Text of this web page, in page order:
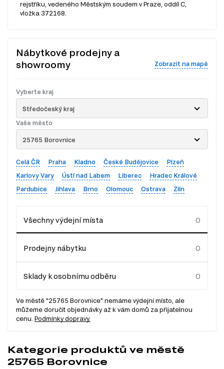
rejstříku, vedeného Městským soudem v Praze, oddíl C,
vložka 372168.
Nábytkové prodejny a
showroomy
Zobrazit na mapě
Vyberte kraj
Středočeský kraj
Vaše město
25765 Borovnice
Celá ČR Praha Kladno České Budějovice
Plzeň
Karlovy Vary
Ústí nad Labem Liberec
Hradec Králové
Pardubice
Jihlava Brno Olomouc Ostrava Zlín
Všechny výdejní místa
Prodejny nábytku
Sklady k osobnímu odběru
Ve městě "25765 Borovnice" nemáme výdejní místo, ale
můžeme doručit objednávky až k vám domů za přijatelnou
cenu. Podmínky dopravy.
Kategorie produktů ve městě
25765 Borovnice